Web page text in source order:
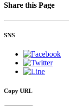
Share this Page
SNS
Copy URL